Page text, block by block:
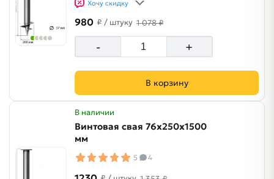
Хочу скидку
980 ₽ / штуку 1 078 ₽
- +
В корзину
В наличии
Винтовая свая 76х250х1500
мм
5 4